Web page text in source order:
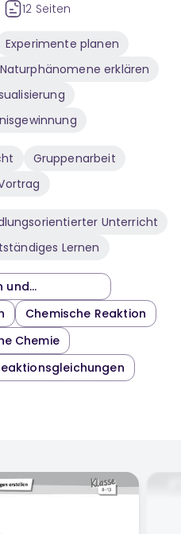
12 Seiten
Experimente planen
Naturphänomene erklären
Gruppenarbeit
Unterricht
Lernen
und
Chemische Reaktion
Chemie